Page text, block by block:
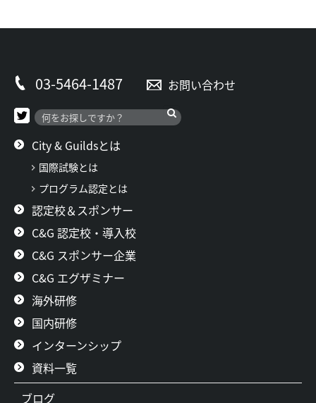
03-5464-1487 お問い合わせ
City & Guildsとは
国際試験とは
プログラム認定とは
認定校＆スポンサー
C&G 認定校・導入校
C&G スポンサー企業
C&G エグザミナー
海外研修
国内研修
インターンシップ
資料一覧
ブログ